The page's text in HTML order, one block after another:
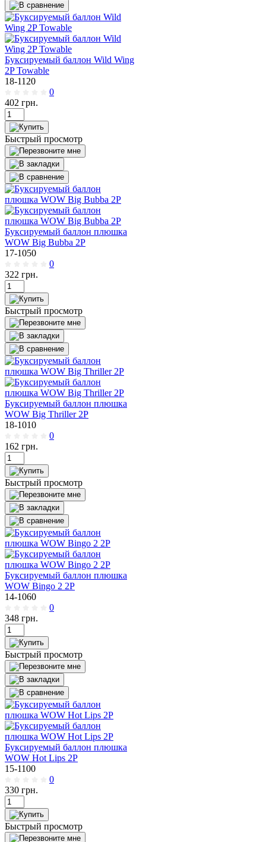
Буксируемый баллон Wild Wing
2P Towable
18-1120
0
402 грн.
Быстрый просмотр
Буксируемый баллон плюшка
WOW Big Bubba 2Р
17-1050
0
322 грн.
Быстрый просмотр
Буксируемый баллон плюшка
WOW Big Thriller 2Р
18-1010
0
162 грн.
Быстрый просмотр
Буксируемый баллон плюшка
WOW Bingo 2 2Р
14-1060
0
348 грн.
Быстрый просмотр
Буксируемый баллон плюшка
WOW Hot Lips 2Р
15-1100
0
330 грн.
Быстрый просмотр